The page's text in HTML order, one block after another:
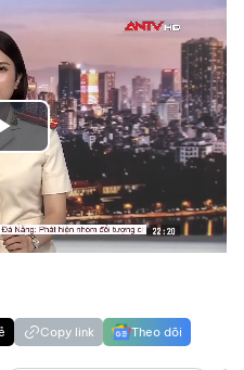
Play
Video
Copy link Theo dõi